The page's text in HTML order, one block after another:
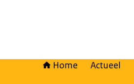
Home Actueel